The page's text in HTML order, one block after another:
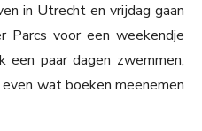
in Utrecht en vrijdag gaan
Parcs voor een weekendje
een paar dagen zwemmen,
wat boeken meenemen